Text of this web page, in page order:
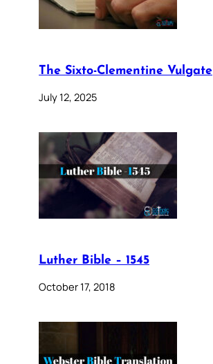
The Sixto-Clementine Vulgate
July 12, 2025
Luther Bible – 1545
October 17, 2018